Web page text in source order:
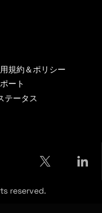
規約＆ポリシー
ート
テータス
reserved.